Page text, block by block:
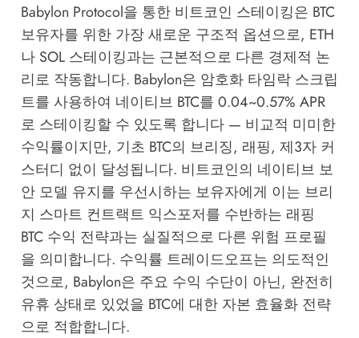
Babylon Protocol을 통한 비트코인 스테이킹은 BTC
보유자를 위한 가장 새로운 구조적 옵션으로, ETH
나 SOL 스테이킹과는 근본적으로 다른 경제적 논
리로 작동합니다. Babylon은 암호화 타임락 스크립
트를 사용하여 네이티브 BTC를 0.04~0.57% APR
로 스테이킹할 수 있도록 합니다 — 비교적 미미한
수익률이지만, 기초 BTC의 브리징, 래핑, 제3자 커
스터디 없이 달성됩니다. 비트코인의 네이티브 보
안 모델 유지를 우선시하는 보유자에게 이는 브리
지 스마트 컨트랙트 익스포저를 수반하는 래핑
BTC 수익 전략과는 실질적으로 다른 위험 프로필
을 의미합니다. 수익률 트레이드오프는 의도적인
것으로, Babylon은 주요 수익 수단이 아닌, 완전히
유휴 상태로 있었을 BTC에 대한 자본 효율화 전략
으로 적합합니다.